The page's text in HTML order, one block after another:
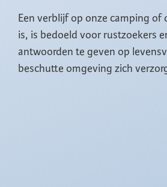
Een verblijf op onze camping
is, is bedoeld voor rustzoekers
antwoorden te geven op
beschutte omgeving zich